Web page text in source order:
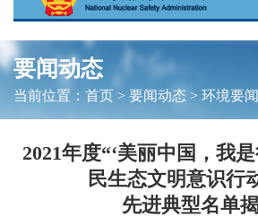
要闻动态
当前位置： 首页> 要闻动态 > 环境要闻
2021年度“‘美丽中国，我
民生态文明意识行
先进典型名单